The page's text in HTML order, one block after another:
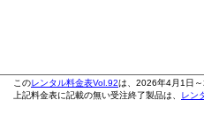
このレンタル料金表Vol.92は、2026年4月1日
上記料金表に記載の無い受注終了製品は、 レン